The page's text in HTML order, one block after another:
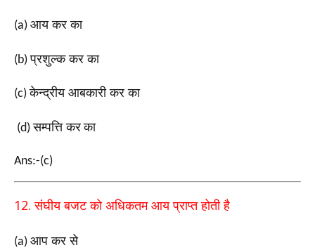
(a) आय कर का
(b)प्रशुल्क कर का
(c)केन्द्रीय आबकारी कर का
(d)सम्पत्ति कर का
Ans:-(c)
12.संघीय बजट को अधिकतम आय प्राप्त होती है
(a) आप कर से